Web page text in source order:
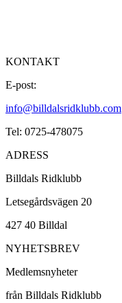
KONTAKT
E-post:
info@billdalsridklubb.com
Tel: 0725-478075
ADRESS
Billdals Ridklubb
Letsegårdsvägen 20
427 40 Billdal
NYHETSBREV
Medlemsnyheter
från Billdals Ridklubb